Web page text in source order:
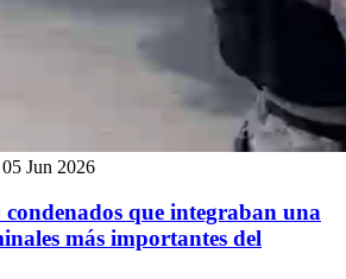
05 Jun 2026
condenados que integraban una
más importantes del